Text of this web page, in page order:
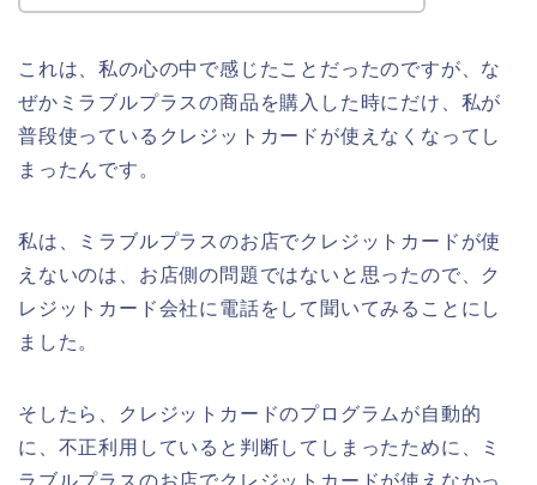
これは、私の心の中で感じたことだったのですが、な
ぜかミラブルプラスの商品を購入した時にだけ、私が
普段使っているクレジットカードが使えなくなってし
まったんです。
私は、ミラブルプラスのお店でクレジットカードが使
えないのは、お店側の問題ではないと思ったので、ク
レジットカード会社に電話をして聞いてみることにし
ました。
そしたら、クレジットカードのプログラムが自動的
に、不正利用していると判断してしまったために、ミ
ラブルプラスのお店でクレジットカードが使えなかっ